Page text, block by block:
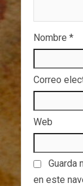
Nombre *
Correo
Web
Guarda
en este